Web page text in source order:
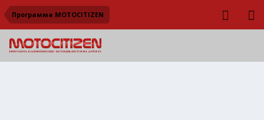
Программа MOTOCITIZEN